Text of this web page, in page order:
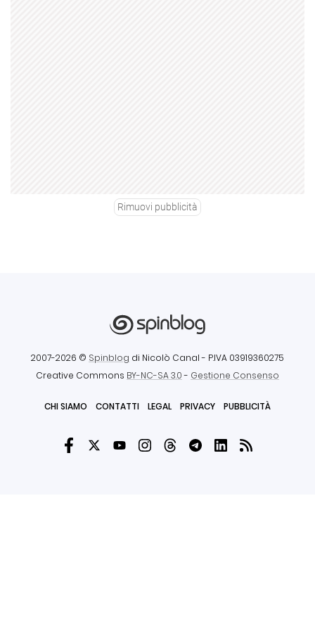
Rimuovi pubblicità
2007-2026 © Spinblog di Nicolò Canal - P.IVA 03919360275
Creative Commons BY-NC-SA 3.0- Gestione Consenso
CHI SIAMO CONTATTI LEGAL PRIVACY PUBBLICITÀ